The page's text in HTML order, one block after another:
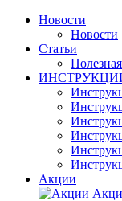
Новости
Новости
Статьи
Акции